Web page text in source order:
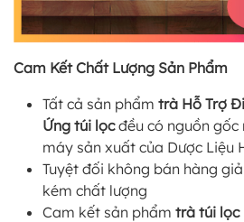
Cam Kết Chất Lượng Sản Phẩm
Tất cả sản phẩm trà Hỗ Trợ
Ứng túi lọcđều có nguồn gốc
máy sản xuất của Dược Liệu
Tuyệt đối không bán hàng
kém chất lượng
Cam kết sản phẩm trà túi lọc